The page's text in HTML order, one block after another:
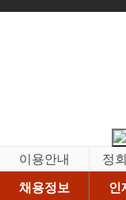
이용안내 정
채용정보
인